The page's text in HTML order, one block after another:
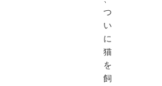
つ
い
に
猫
を
飼